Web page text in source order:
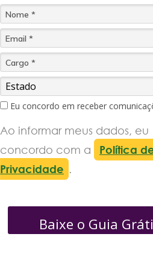
Eu concordo em receber
Ao informar meus dados, eu
concordo com a
Política
Privacidade .
Baixe o Guia